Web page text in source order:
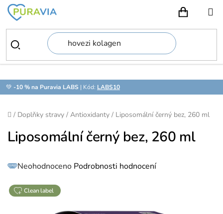
Přejít
obsah
💚 -10 % na Puravia LABS | Kód: LABS10
Domů
/ Doplňky stravy / Antioxidanty / Liposomální černý bez, 260 ml
Liposomální černý bez, 260 ml
Průměrné
hodnocení
0,0
z
5
Neohodnoceno Podrobnosti hodnocení
clean label